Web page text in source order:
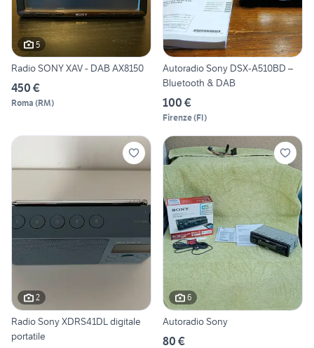
5
Radio SONY XAV - DAB AX8150
450 €
Roma (RM)
Autoradio Sony DSX-A510BD –
Bluetooth & DAB
100 €
Firenze(FI)
2
Radio Sony XDRS41DL digitale
portatile
6
Autoradio Sony
80 €